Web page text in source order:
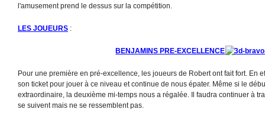
l'amusement prend le dessus sur la compétition.
LES JOUEURS :
BENJAMINS PRE-EXCELLENCE
Pour une première en pré-excellence, les joueurs de Robert ont fait fort. En
son ticket pour jouer à ce niveau et continue de nous épater. Même si le
extraordinaire, la deuxième mi-temps nous a régalée. Il faudra continuer à
se suivent mais ne se ressemblent pas.